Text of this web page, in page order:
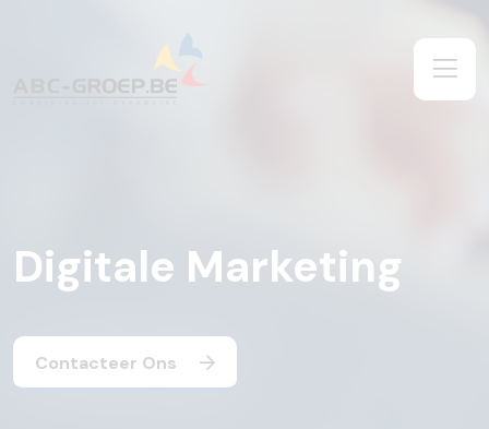
Digitale Marketing
Contacteer Ons